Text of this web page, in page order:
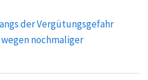
der Vergütungsgefahr
nochmaliger